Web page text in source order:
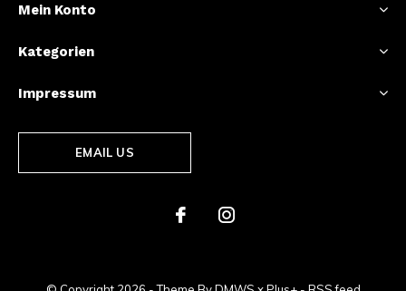
Mein Konto
Kategorien
Impressum
EMAIL US